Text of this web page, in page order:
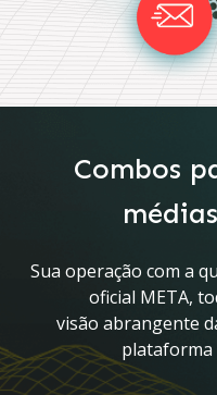
Combos
Sua operação com a
oficial META,
visão abrangente
plataforma